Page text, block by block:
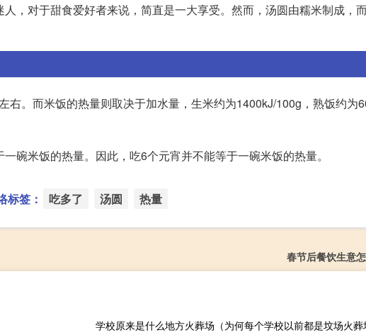
，对于甜食爱好者来说，简直是一大享受。然而，汤圆由糯米制成，
右。而米饭的热量则取决于加水量，生米约为1400kJ/100g，熟饭约为
碗米饭的热量。因此，吃6个元宵并不能等于一碗米饭的热量。
标签： 吃多了 汤圆 热量
春节后餐饮生意
学校原来是什么地方火葬场（为何每个学校以前都是坟场火葬